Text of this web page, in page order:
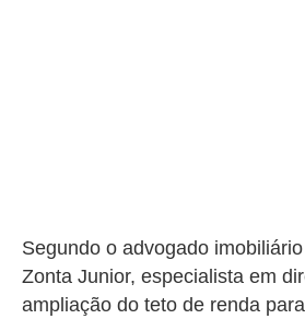
Segundo o advogado imobiliário
Zonta Junior, especialista em
ampliação do teto de renda